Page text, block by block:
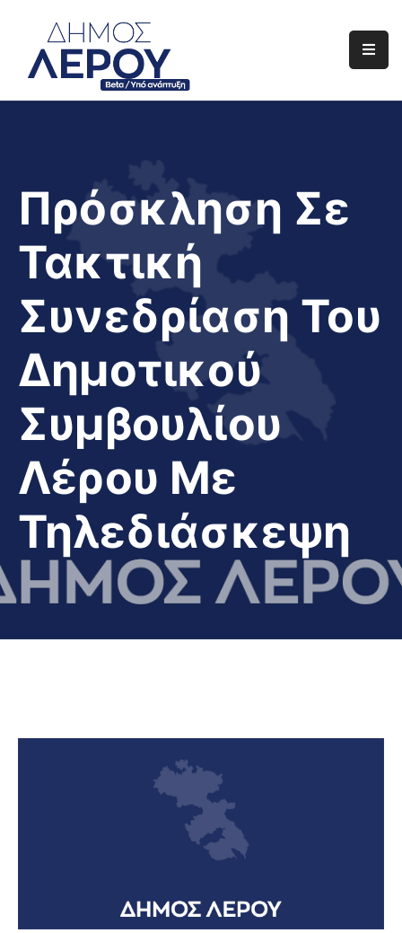
Αρχική
Διαφάνεια
Νησί
Μας
Πρόσκληση Σε
Τακτική
Συνεδρίαση Του
Δημοτικού
Συμβουλίου
Λέρου Με
Τηλεδιάσκεψη